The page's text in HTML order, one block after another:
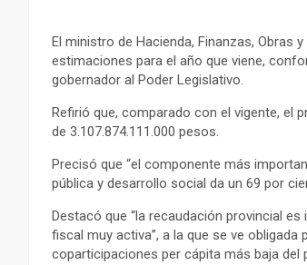
El ministro de Hacienda, Finanzas, Obras
estimaciones para el año que viene,
gobernador al Poder Legislativo.
Refirió que, comparado con el vigente, el
de 3.107.874.111.000 pesos.
Precisó que “el componente más
pública y desarrollo social da un 69 por
Destacó que “la recaudación provincial
fiscal muy activa”, a la que se ve
coparticipaciones per cápita más baja del